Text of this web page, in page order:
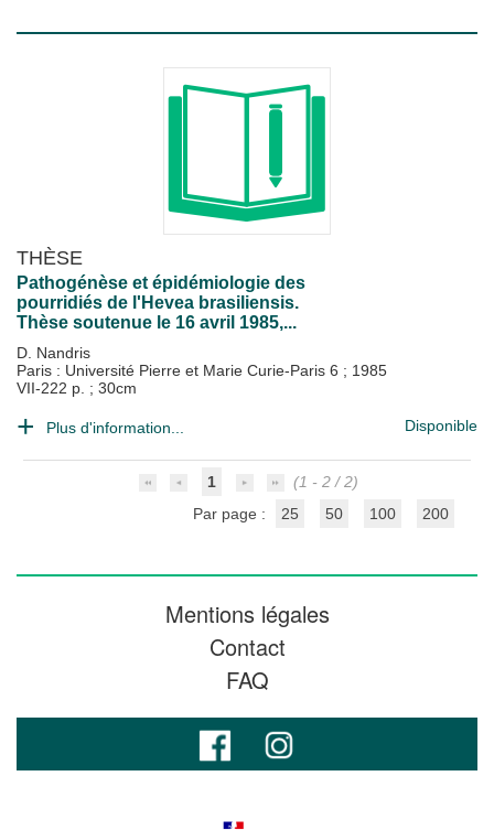
THÈSE
Pathogénèse et épidémiologie des
pourridiés de l'Hevea brasiliensis.
Thèse soutenue le 16 avril 1985,...
D. Nandris
Paris : Université Pierre et Marie Curie-Paris 6 ; 1985
VII-222 p. ; 30cm
Plus d'information... Disponible
1
(1 - 2 / 2)
Par page :
25 50 100 200
Mentions légales
Contact
FAQ